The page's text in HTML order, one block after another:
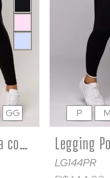
Calça Legging Preta com cós Off White Fitness Poliamida
GG
LG144PR
P